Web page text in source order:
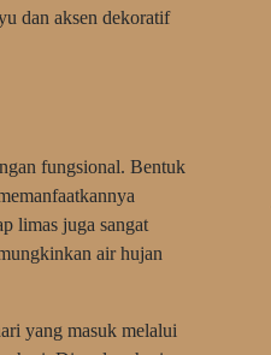
dan aksen dekoratif
fungsional. Bentuk
limas juga sangat
air hujan
yang masuk melalui